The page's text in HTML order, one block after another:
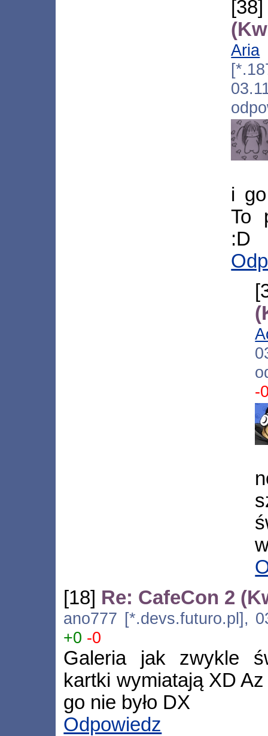
Aria
i
To
:D
-
[18] Re: CafeCon 2
ano777 [*.devs.futuro.pl],
+0 -0
Galeria jak zwykle
kartki wymiatają XD
go nie było DX
Odpowiedz